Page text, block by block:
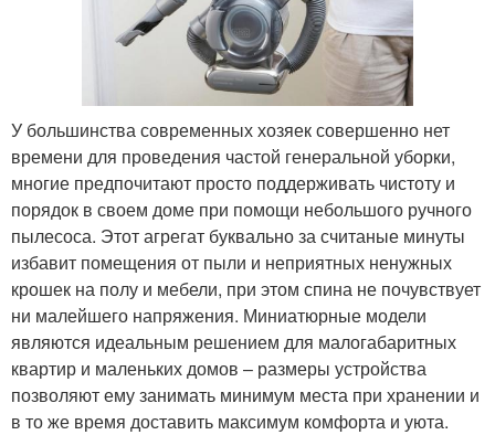
У большинства современных хозяек совершенно нет
времени для проведения частой генеральной уборки,
многие предпочитают просто поддерживать чистоту и
порядок в своем доме при помощи небольшого ручного
пылесоса. Этот агрегат буквально за считаные минуты
избавит помещения от пыли и неприятных ненужных
крошек на полу и мебели, при этом спина не почувствует
ни малейшего напряжения. Миниатюрные модели
являются идеальным решением для малогабаритных
квартир и маленьких домов – размеры устройства
позволяют ему занимать минимум места при хранении и
в то же время доставить максимум комфорта и уюта.